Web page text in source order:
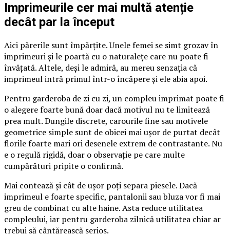
Imprimeurile cer mai multă atenție
decât par la început
Aici părerile sunt împărțite. Unele femei se simt grozav în
imprimeuri și le poartă cu o naturalețe care nu poate fi
învățată. Altele, deși le admiră, au mereu senzația că
imprimeul intră primul într-o încăpere și ele abia apoi.
Pentru garderoba de zi cu zi, un compleu imprimat poate fi
o alegere foarte bună doar dacă motivul nu te limitează
prea mult. Dungile discrete, carourile fine sau motivele
geometrice simple sunt de obicei mai ușor de purtat decât
florile foarte mari ori desenele extrem de contrastante. Nu
e o regulă rigidă, doar o observație pe care multe
cumpărături pripite o confirmă.
Mai contează și cât de ușor poți separa piesele. Dacă
imprimeul e foarte specific, pantalonii sau bluza vor fi mai
greu de combinat cu alte haine. Asta reduce utilitatea
compleului, iar pentru garderoba zilnică utilitatea chiar ar
trebui să cântărească serios.